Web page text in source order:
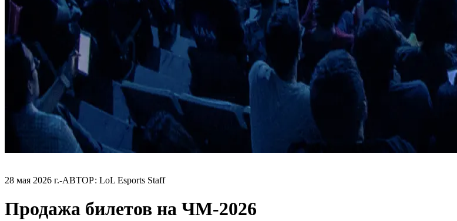
28 мая 2026 г.-АВТОР: LoL Esports Staff
Продажа билетов на ЧМ-2026